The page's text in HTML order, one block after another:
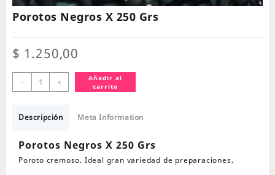
Porotos Negros X 250 Grs
$ 1.250,00
-
Porotos
Negros
250
cantidad
+
Añadir al
carrito
Descripción Meta Information
Porotos Negros X 250 Grs
Poroto cremoso. Ideal gran variedad de preparaciones.